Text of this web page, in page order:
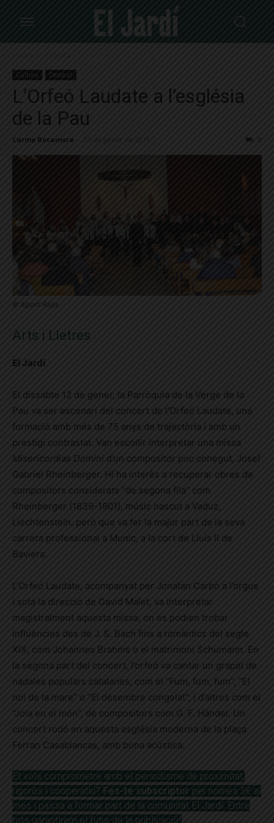
Cultura Destacat
L’Orfeó Laudate a l’església
de la Pau
Carme Rocamora - 25 de gener de 2019 0
© Agustí Raga
Arts i Lletres
El Jardí
El dissabte 12 de gener, la Parròquia de la Verge de la
Pau va ser escenari del concert de l’Orfeó Laudate, una
formació amb més de 75 anys de trajectòria i amb un
prestigi contrastat. Van escollir interpretar una missa
Misericordias Domini d’un compositor poc conegut, Josef
Gabriel Rheinberger. Hi ha interès a recuperar obres de
compositors considerats “de segona fila” com
Rheinberger (1839-1901), músic nascut a Vaduz,
Liechtenstein, però que va fer la major part de la seva
carrera professional a Munic, a la cort de Lluís II de
Baviera.
L’Orfeó Laudate, acompanyat per Jonatan Carbó a l’orgue
i sota la direcció de David Malet, va interpretar
magistralment aquesta missa, on es podien trobar
influències des de J. S. Bach fins a romàntics del segle
XIX, com Johannes Brahms o el matrimoni Schumann. En
la segona part del concert, l’orfeó va cantar un grapat de
nadales populars catalanes, com el “Fum, fum, fum”, “El
noi de la mare” o “El desembre congelat”, i d’altres com el
“Joia en el món”, de compositors com G. F. Händel. Un
concert rodó en aquesta església moderna de la plaça
Ferran Casablancas, amb bona acústica.
Et vols comprometre amb el periodisme de proximitat,
rigorós i cooperatiu? Fes-te subscriptor per només 5€ al
mes i passa a formar part de la comunitat El Jardí. Entre
tots garantirem el futur de la publicació!